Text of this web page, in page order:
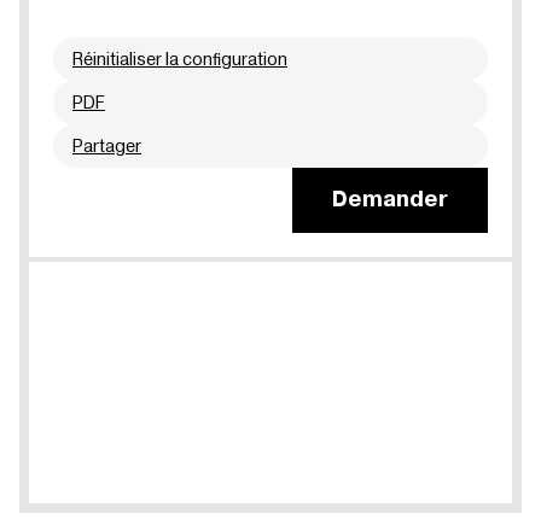
Réinitialiser la configuration
PDF
Partager
Demander